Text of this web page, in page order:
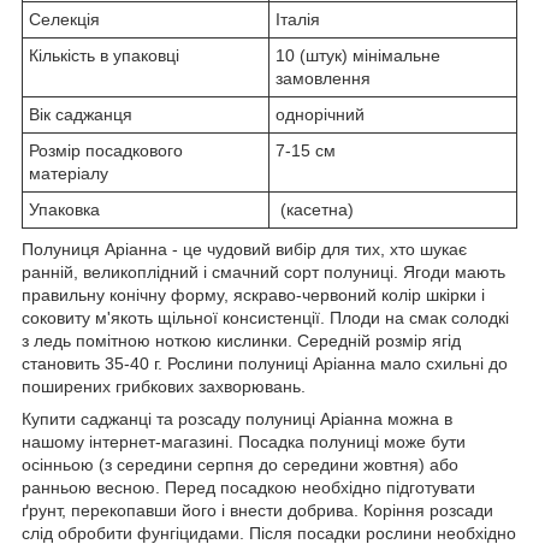
Селекція
Італія
Кількість в упаковці
10 (штук) мінімальне
замовлення
Вік саджанця
однорічний
Розмір посадкового
матеріалу
7-15 см
Упаковка (касетна)
Полуниця Аріанна - це чудовий вибір для тих, хто шукає
ранній, великоплідний і смачний сорт полуниці. Ягоди мають
правильну конічну форму, яскраво-червоний колір шкірки і
соковиту м'якоть щільної консистенції. Плоди на смак солодкі
з ледь помітною ноткою кислинки. Середній розмір ягід
становить 35-40 г. Рослини полуниці Аріанна мало схильні до
поширених грибкових захворювань.
Купити саджанці та розсаду полуниці Аріанна можна в
нашому інтернет-магазині. Посадка полуниці може бути
осінньою (з середини серпня до середини жовтня) або
ранньою весною. Перед посадкою необхідно підготувати
ґрунт, перекопавши його і внести добрива. Коріння розсади
слід обробити фунгіцидами. Після посадки рослини необхідно